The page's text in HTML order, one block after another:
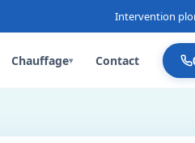
Intervention
Chauffage▾ Contact